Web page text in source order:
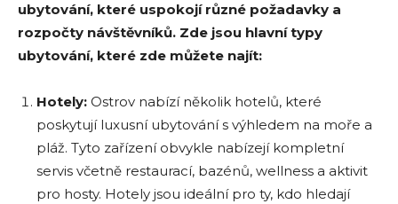
ubytování, které uspokojí různé požadavky a
rozpočty návštěvníků. Zde jsou hlavní typy
ubytování, které zde můžete najít:
Hotely: Ostrov nabízí několik hotelů, které
poskytují luxusní ubytování s výhledem na moře a
pláž. Tyto zařízení obvykle nabízejí kompletní
servis včetně restaurací, bazénů, wellness a aktivit
pro hosty. Hotely jsou ideální pro ty, kdo hledají